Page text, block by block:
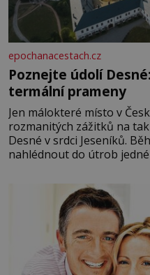
epochanacestach.cz
Poznejte údolí
termální prameny
Jen málokteré místo v
rozmanitých zážitků na
Desné v srdci Jeseníků.
nahlédnout do útrob
se na koloběžce a den
Velkých Losinách nebo v